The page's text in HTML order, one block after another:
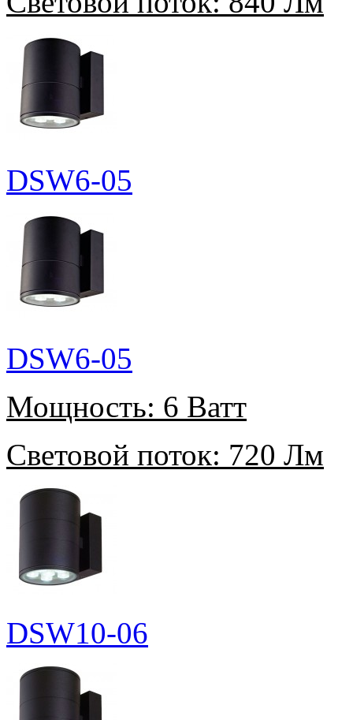
DSW6-05
DSW6-05
Мощность: 6 Ватт
Световой поток: 720 Лм
DSW10-06